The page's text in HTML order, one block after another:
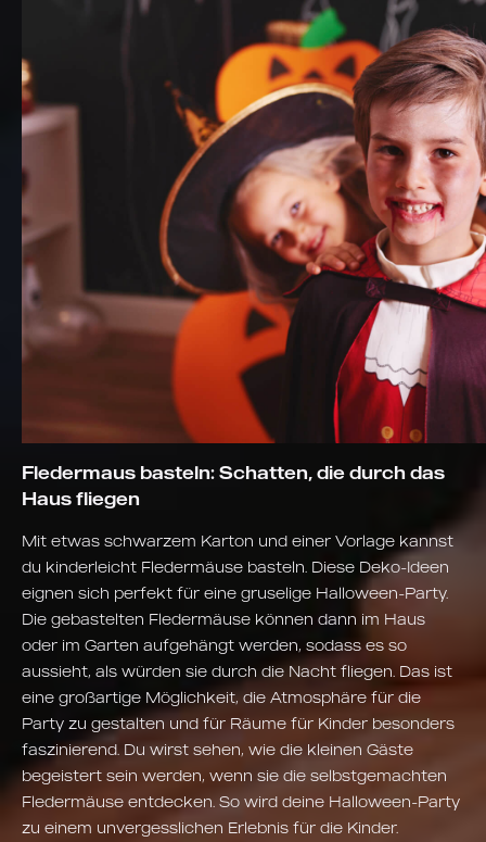
Fledermaus basteln: Schatten, die durch das
Haus fliegen
Mit etwas schwarzem Karton und einer Vorlage kannst
du kinderleicht Fledermäuse basteln. Diese Deko-Ideen
eignen sich perfekt für eine gruselige Halloween-Party.
Die gebastelten Fledermäuse können dann im Haus
oder im Garten aufgehängt werden, sodass es so
aussieht, als würden sie durch die Nacht fliegen. Das ist
eine großartige Möglichkeit, die Atmosphäre für die
Party zu gestalten und für Räume für Kinder besonders
faszinierend. Du wirst sehen, wie die kleinen Gäste
begeistert sein werden, wenn sie die selbstgemachten
Fledermäuse entdecken. So wird deine Halloween-Party
zu einem unvergesslichen Erlebnis für die Kinder.